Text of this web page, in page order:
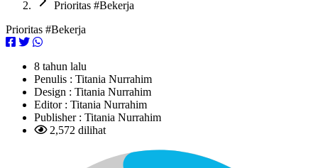
Prioritas #Bekerja
Prioritas #Bekerja
8 tahun lalu
Penulis : Titania Nurrahim
Design : Titania Nurrahim
Editor : Titania Nurrahim
Publisher : Titania Nurrahim
2,572 dilihat